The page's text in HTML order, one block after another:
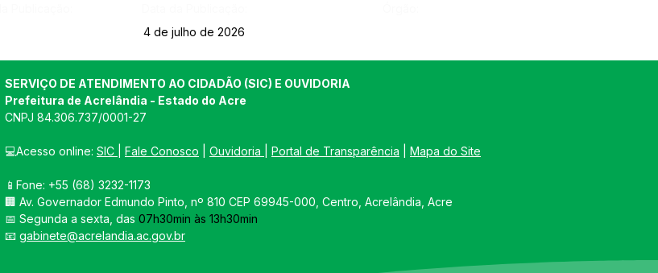
4 de julho de 2026
SERVIÇO DE ATENDIMENTO AO CIDADÃO (SIC) E OUVIDORIA
Prefeitura de Acrelândia - Estado do Acre
CNPJ 84.306.737/0001-27
💻Acesso online: SIC Fale Conosco Ouvidoria Portal de Transparência Mapa do Site
📱Fone: +55 (68) 3232-1173
🏢 Av. Governador Edmundo Pinto, nº 810 CEP 69945-000, Centro, Acrelândia, Acre
📅 Segunda a sexta, das 07h30min às 13h30min
📧 gabinete@acrelandia.ac.gov.br